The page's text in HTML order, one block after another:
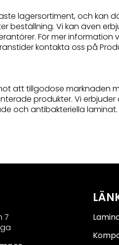
lagersortiment, och kan
beställning. Vi kan även
För mer information
kontakta oss på
att tillgodose marknaden
produkter. Vi erbjuder
och antibakteriella laminat.
7